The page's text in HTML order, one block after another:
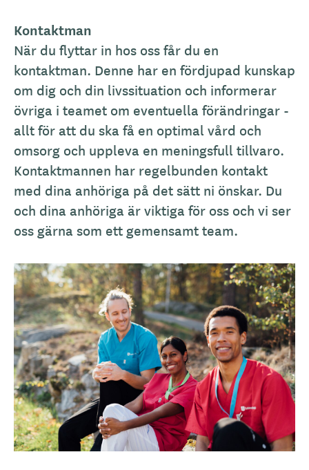
Kontaktman
När du flyttar in hos oss får du en
kontaktman. Denne har en fördjupad kunskap
om dig och din livssituation och informerar
övriga i teamet om eventuella förändringar -
allt för att du ska få en optimal vård och
omsorg och uppleva en meningsfull tillvaro.
Kontaktmannen har regelbunden kontakt
med dina anhöriga på det sätt ni önskar. Du
och dina anhöriga är viktiga för oss och vi ser
oss gärna som ett gemensamt team.